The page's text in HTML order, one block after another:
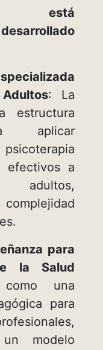
está
: La
estructura
aplicar
efectivos a
para
la Salud
una
para
un modelo